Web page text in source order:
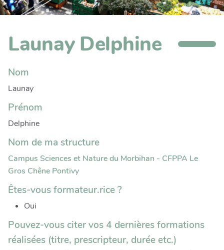
Launay Delphine
Nom
Launay
Prénom
Delphine
Nom de ma structure
Campus Sciences et Nature du Morbihan - CFPPA Le
Gros Chêne Pontivy
Êtes-vous formateur.rice ?
Oui
Pouvez-vous citer vos 4 dernières formations
réalisées (titre, prescripteur, durée etc.)